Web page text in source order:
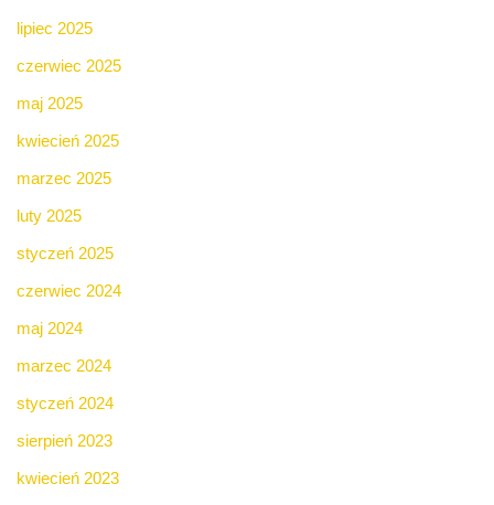
lipiec 2025
czerwiec 2025
maj 2025
kwiecień 2025
marzec 2025
luty 2025
styczeń 2025
czerwiec 2024
maj 2024
marzec 2024
styczeń 2024
sierpień 2023
kwiecień 2023